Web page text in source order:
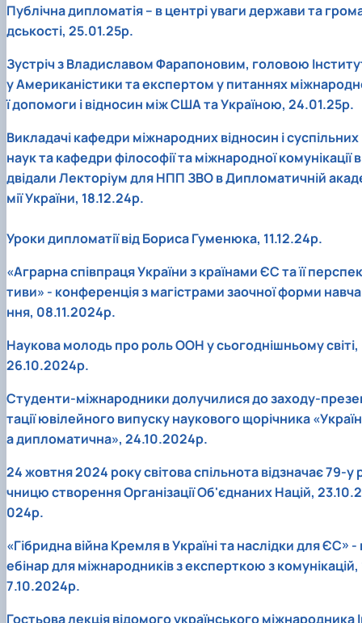
Публічна дипломатія – в центрі уваги держави та
дськості, 25.01.25р.
Зустріч з Владиславом Фарапоновим, головою
у Американістики та експертом у питаннях
ї допомоги і відносин між США та Україною, 24.01.25р.
Викладачі кафедри міжнародних відносин і суспільних
наук та кафедри філософії та міжнародної комунікації
двідали Лекторіум для НПП ЗВО в Дипломатичній
мії України, 18.12.24р.
Уроки дипломатії від Бориса Гуменюка, 11.12.24р.
«Аграрна співпраця України з країнами ЄС та її перспек
тиви» - конференція з магістрами заочної форми навча
ння, 08.11.2024р.
Наукова молодь про роль ООН у сьогоднішньому світі,
26.10.2024р.
Студенти-міжнародники долучилися до заходу-
тації ювілейного випуску наукового щорічника «Україн
а дипломатична», 24.10.2024р.
24 жовтня 2024 року світова спільнота відзначає 79-у
чницю створення Організації Об'єднаних Націй, 23.10.2
024р.
«Гібридна війна Кремля в Україні та наслідки для ЄС» -
ебінар для міжнародників з експерткою з комунікацій,
7.10.2024р.
Гостьова лекція відомого українського міжнародника